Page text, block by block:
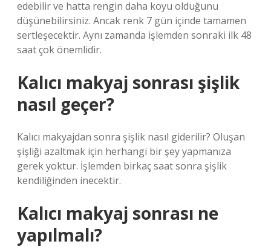
edebilir ve hatta rengin daha koyu olduğunu
düşünebilirsiniz. Ancak renk 7 gün içinde tamamen
sertleşecektir. Aynı zamanda işlemden sonraki ilk 48
saat çok önemlidir.
Kalıcı makyaj sonrası şişlik
nasıl geçer?
Kalıcı makyajdan sonra şişlik nasıl giderilir? Oluşan
şişliği azaltmak için herhangi bir şey yapmanıza
gerek yoktur. İşlemden birkaç saat sonra şişlik
kendiliğinden inecektir.
Kalıcı makyaj sonrası ne
yapılmalı?